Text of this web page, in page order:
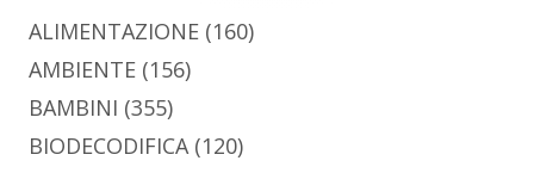
ALIMENTAZIONE (160)
AMBIENTE (156)
BAMBINI (355)
BIODECODIFICA (120)